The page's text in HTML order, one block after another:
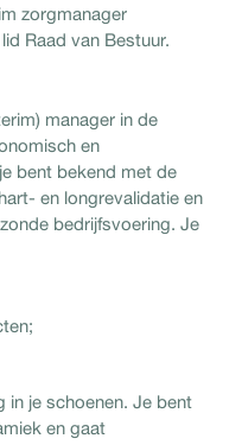
zorgmanager
lid Raad van Bestuur.
manager in de
en
bent bekend met de
en longrevalidatie en
bedrijfsvoering. Je
in je schoenen. Je bent
en gaat